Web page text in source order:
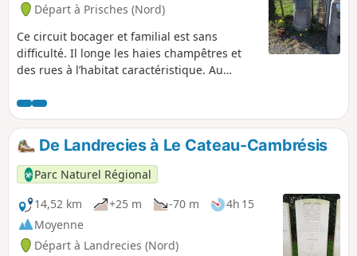
Départ à Prisches (Nord)
Ce circuit bocager et familial est sans
difficulté. Il longe les haies champêtres et
des rues à l’habitat caractéristique. Au
lieux-dits évoquent des légendes de
l’Avesnois.
De Landrecies à Le Cateau-Cambrésis
Parc Naturel Régional
14,52 km
+25 m -70 m
4h 15
Moyenne
Départ à Landrecies (Nord)